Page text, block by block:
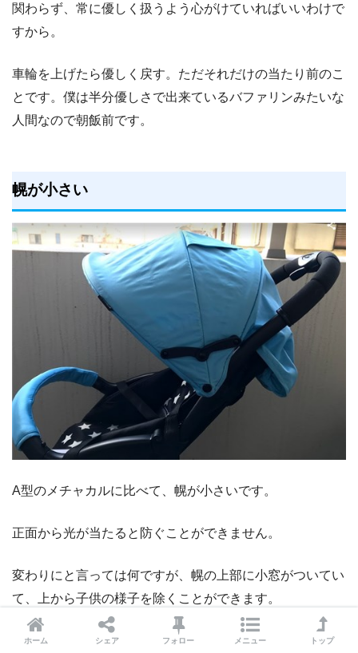
関わらず、常に優しく扱うよう心がけていればいいわけで
すから。
車輪を上げたら優しく戻す。ただそれだけの当たり前のこ
とです。僕は半分優しさで出来ているバファリンみたいな
人間なので朝飯前です。
幌が小さい
A型のメチャカルに比べて、幌が小さいです。
正面から光が当たると防ぐことができません。
変わりにと言っては何ですが、幌の上部に小窓がついてい
て、上から子供の様子を除くことができます。
ホーム シェア フォロー メニュー トップ